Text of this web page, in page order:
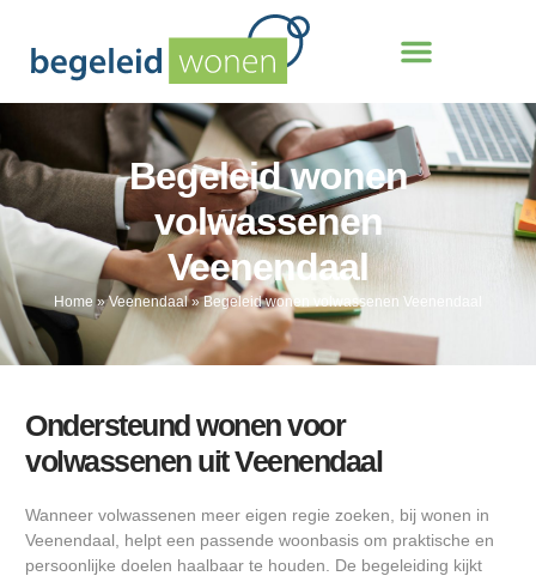
Begeleid wonen
volwassenen
Veenendaal
Home »Veenendaal»Begeleid wonen volwassenen Veenendaal
Ondersteund wonen voor
volwassenen uit Veenendaal
Wanneer volwassenen meer eigen regie zoeken, bij wonen in
Veenendaal, helpt een passende woonbasis om praktische en
persoonlijke doelen haalbaar te houden. De begeleiding kijkt